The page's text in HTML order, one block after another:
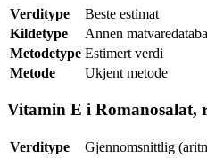
Verditype
Beste estimat
Kildetype
Annen
Metodetype Estimert verdi
Metode
Ukjent metode
Vitamin E i Romanosalat,
Verditype
Gjennomsnittlig